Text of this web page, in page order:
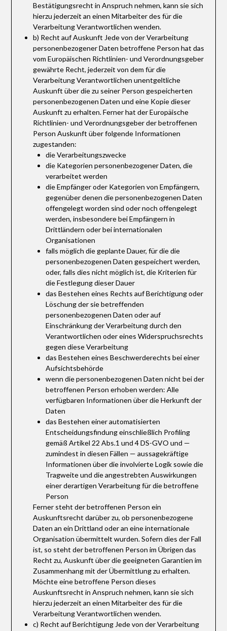
Bestätigungsrecht in Anspruch nehmen, kann sie sich
hierzu jederzeit an einen Mitarbeiter des für die
Verarbeitung Verantwortlichen wenden.
b) Recht auf Auskunft Jede von der Verarbeitung
personenbezogener Daten betroffene Person hat das
vom Europäischen Richtlinien- und Verordnungsgeber
gewährte Recht, jederzeit von dem für die
Verarbeitung Verantwortlichen unentgeltliche
Auskunft über die zu seiner Person gespeicherten
personenbezogenen Daten und eine Kopie dieser
Auskunft zu erhalten. Ferner hat der Europäische
Richtlinien- und Verordnungsgeber der betroffenen
Person Auskunft über folgende Informationen
zugestanden:
die Verarbeitungszwecke
die Kategorien personenbezogener Daten, die
verarbeitet werden
die Empfänger oder Kategorien von Empfängern,
gegenüber denen die personenbezogenen Daten
offengelegt worden sind oder noch offengelegt
werden, insbesondere bei Empfängern in
Drittländern oder bei internationalen
Organisationen
falls möglich die geplante Dauer, für die die
personenbezogenen Daten gespeichert werden,
oder, falls dies nicht möglich ist, die Kriterien für
die Festlegung dieser Dauer
das Bestehen eines Rechts auf Berichtigung oder
Löschung der sie betreffenden
personenbezogenen Daten oder auf
Einschränkung der Verarbeitung durch den
Verantwortlichen oder eines Widerspruchsrechts
gegen diese Verarbeitung
das Bestehen eines Beschwerderechts bei einer
Aufsichtsbehörde
wenn die personenbezogenen Daten nicht bei der
betroffenen Person erhoben werden: Alle
verfügbaren Informationen über die Herkunft der
Daten
das Bestehen einer automatisierten
Entscheidungsfindung einschließlich Profiling
gemäß Artikel 22 Abs.1 und 4 DS-GVO und —
zumindest in diesen Fällen — aussagekräftige
Informationen über die involvierte Logik sowie die
Tragweite und die angestrebten Auswirkungen
einer derartigen Verarbeitung für die betroffene
Person
Ferner steht der betroffenen Person ein
Auskunftsrecht darüber zu, ob personenbezogene
Daten an ein Drittland oder an eine internationale
Organisation übermittelt wurden. Sofern dies der Fall
ist, so steht der betroffenen Person im Übrigen das
Recht zu, Auskunft über die geeigneten Garantien im
Zusammenhang mit der Übermittlung zu erhalten.
Möchte eine betroffene Person dieses
Auskunftsrecht in Anspruch nehmen, kann sie sich
hierzu jederzeit an einen Mitarbeiter des für die
Verarbeitung Verantwortlichen wenden.
c) Recht auf Berichtigung Jede von der Verarbeitung